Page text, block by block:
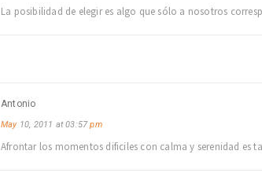
La posibilidad de elegir es algo que sólo a nosotros
Antonio
May10, 2011 at 03:57pm
Afrontar los momentos dificiles con calma y serenidad es